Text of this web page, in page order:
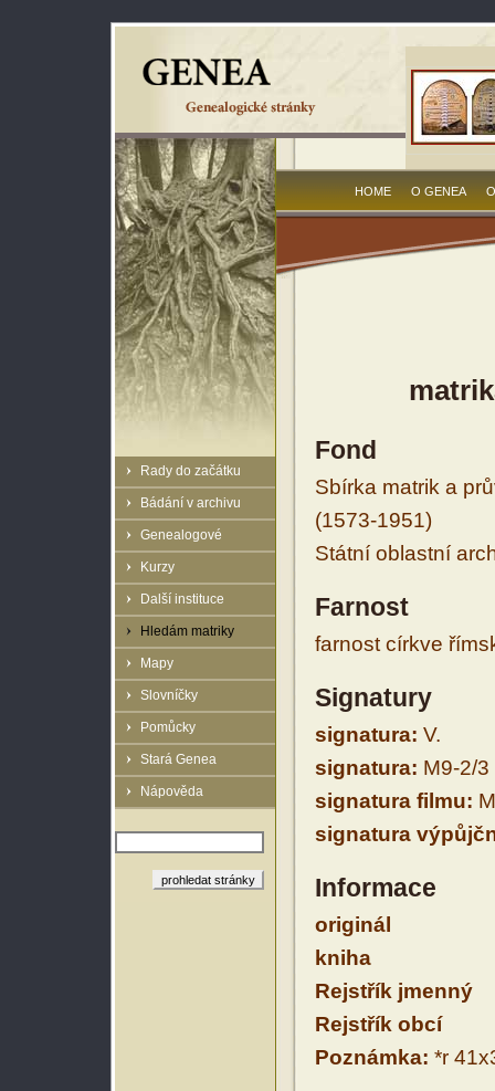
Rady do začátku
Bádání v archivu
Genealogové
Kurzy
Další instituce
Hledám matriky
Mapy
Slovníčky
Pomůcky
Stará Genea
Nápověda
HOME O GENEA
Fond
Sbírka matrik a
(1573-1951)
Státní oblastní
Farnost
farnost církve
Signatury
signatura: V.
signatura: M9-2/3
signatura filmu:
signatura
Informace
originál
kniha
Rejstřík jmenný
Rejstřík obcí
Poznámka: *r